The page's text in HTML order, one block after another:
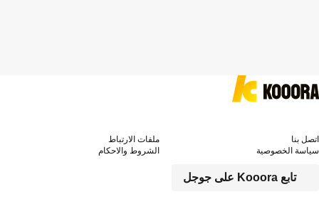
تابع Kooora على جوجل
اتصل بنا
ملفات الارتباط
سياسة الخصوصية
الشروط والاحكام